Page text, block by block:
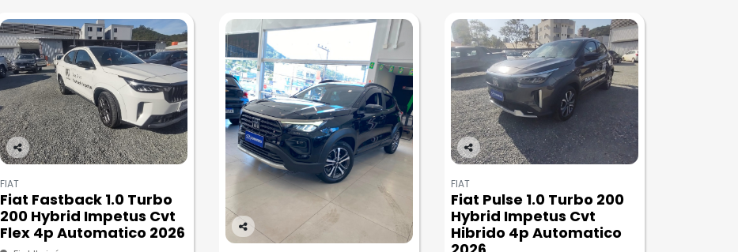
Co
pa
rtil
he
FIAT
Fiat Fastback 1.0 Turbo
200 Hybrid Impetus Cvt
Flex 4p Automatico 2026
Co
Co
pa
rtil
he
FIAT
Fiat Pulse 1.0 Turbo 200
Hybrid Impetus Cvt
Hibrido 4p Automatico